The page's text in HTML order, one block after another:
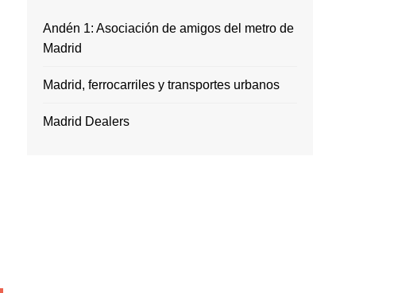
Andén 1: Asociación de amigos del metro de
Madrid
Madrid, ferrocarriles y transportes urbanos
Madrid Dealers